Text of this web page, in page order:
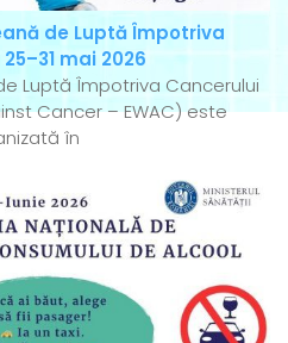
de Luptă Împotriva
mai 2026
Luptă Împotriva Cancerului
Cancer – EWAC) este
în